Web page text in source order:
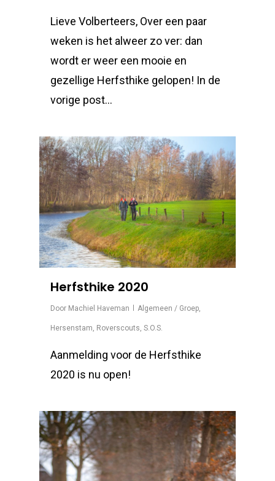
Lieve Volberteers, Over een paar
weken is het alweer zo ver: dan
wordt er weer een mooie en
gezellige Herfsthike gelopen! In de
vorige post…
Herfsthike 2020
Door Machiel Haveman Algemeen / Groep
Hersenstam Roverscouts S.O.S.
Aanmelding voor de Herfsthike
2020 is nu open!